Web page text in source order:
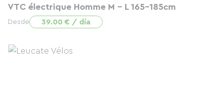
VTC électrique Homme M - L 165-185cm
Desde 39.00 € / día